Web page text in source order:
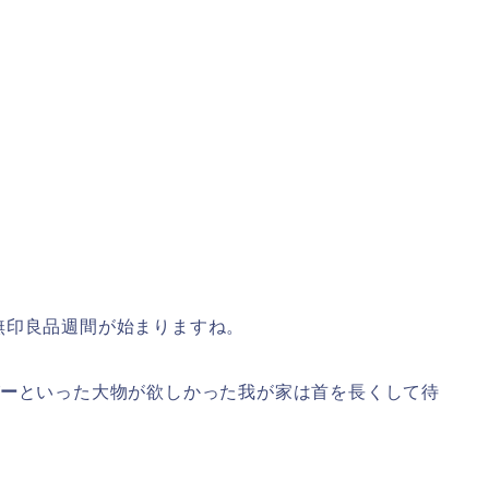
印良品週間が始まりますね。
といった大物が欲しかった我が家は首を長くして待